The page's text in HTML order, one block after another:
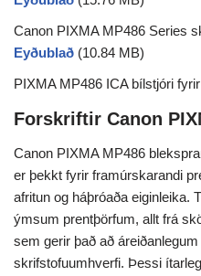
Canon PIXMA MP486 Series
Eyðublað (10.84 MB)
PIXMA MP486 ICA bílstjóri
Forskriftir Canon
Canon PIXMA MP486
er þekkt fyrir framúrskarandi
afritun og háþróaða eiginleika.
ýmsum prentþörfum, allt frá
sem gerir það að
skrifstofuumhverfi. Þessi